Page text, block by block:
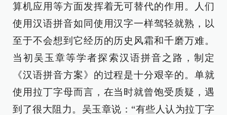
算机应用等方面发挥着无可替代的作用。人们
使用汉语拼音如同使用汉字一样驾轻就熟，以
至于不会想到它经历的历史风霜和千磨万难。
当初吴玉章等学者探索汉语拼音之路，制定
《汉语拼音方案》的过程是十分艰辛的。单就
使用拉丁字母而言，在当时就曾饱受质疑，遇
到了很大阻力。吴玉章说：“有些人认为拉丁字